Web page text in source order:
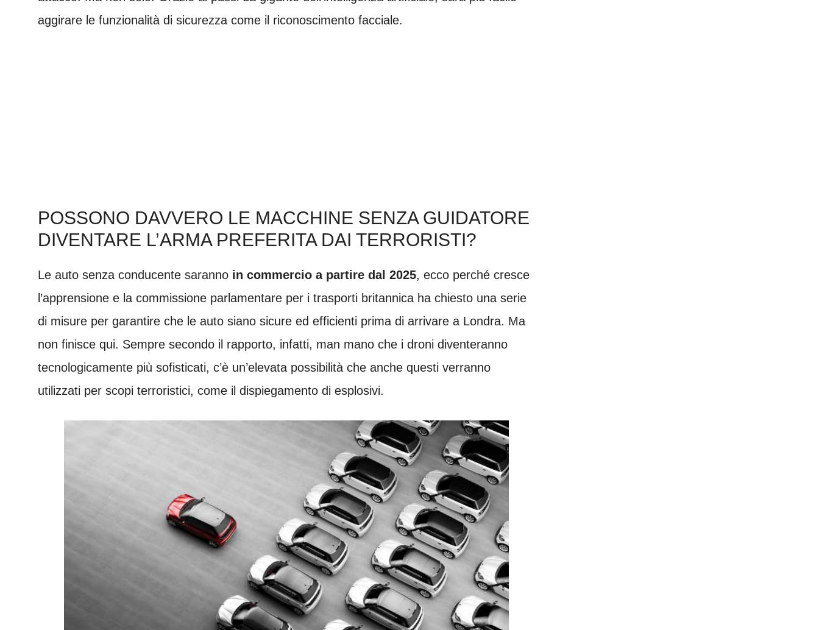
aggirare le funzionalità di sicurezza come il riconoscimento facciale.
POSSONO DAVVERO LE MACCHINE SENZA GUIDATORE
DIVENTARE L’ARMA PREFERITA DAI TERRORISTI?
Le auto senza conducente saranno in commercio a partire dal 2025, ecco perché cresce
l’apprensione e la commissione parlamentare per i trasporti britannica ha chiesto una serie
di misure per garantire che le auto siano sicure ed efficienti prima di arrivare a Londra. Ma
non finisce qui. Sempre secondo il rapporto, infatti, man mano che i droni diventeranno
tecnologicamente più sofisticati, c’è un’elevata possibilità che anche questi verranno
utilizzati per scopi terroristici, come il dispiegamento di esplosivi.